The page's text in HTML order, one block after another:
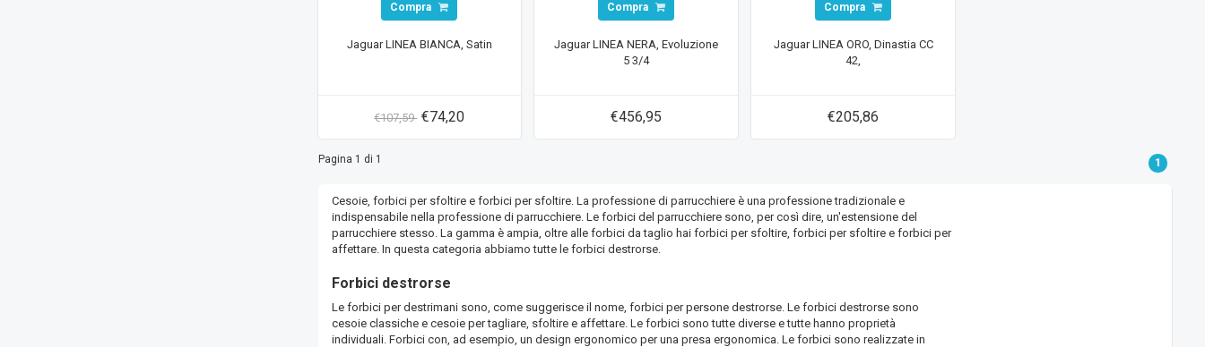
Compra
Jaguar LINEA BIANCA, Satin
€107,59 €74,20
Compra
Jaguar LINEA NERA, Evoluzione
5 3/4
€456,95
Compra
Jaguar LINEA ORO, Dinastia CC
42,
€205,86
Pagina 1 di 1 1
Cesoie, forbici per sfoltire e forbici per sfoltire. La professione di parrucchiere è una professione tradizionale e
indispensabile nella professione di parrucchiere. Le forbici del parrucchiere sono, per così dire, un'estensione del
parrucchiere stesso. La gamma è ampia, oltre alle forbici da taglio hai forbici per sfoltire, forbici per sfoltire e forbici per
affettare. In questa categoria abbiamo tutte le forbici destrorse.
Forbici destrorse
Le forbici per destrimani sono, come suggerisce il nome, forbici per persone destrorse. Le forbici destrorse sono
cesoie classiche e cesoie per tagliare, sfoltire e affettare. Le forbici sono tutte diverse e tutte hanno proprietà
individuali. Forbici con, ad esempio, un design ergonomico per una presa ergonomica. Le forbici sono realizzate in